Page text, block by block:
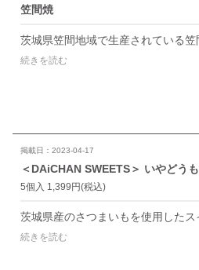
笠間焼
続きを読む
掲載日：2023-04-17
＜DAiCHAN SWEETS＞ いやどうも
5個入 1,399円(税込)
続きを読む